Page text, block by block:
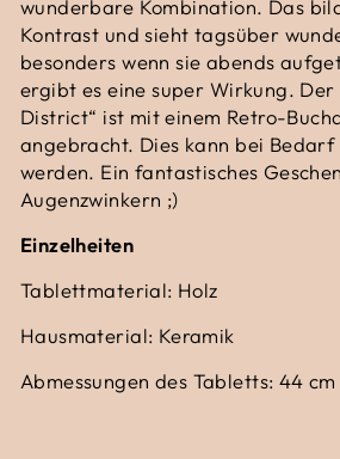
wunderbare Kombination. Das
Kontrast und sieht tagsüber
besonders wenn sie abends
ergibt es eine super Wirkung. Der
District“ ist mit einem Retro-
angebracht. Dies kann bei
werden. Ein fantastisches
Augenzwinkern ;)
Einzelheiten
Tablettmaterial: Holz
Hausmaterial: Keramik
Abmessungen des Tabletts: 44 cm